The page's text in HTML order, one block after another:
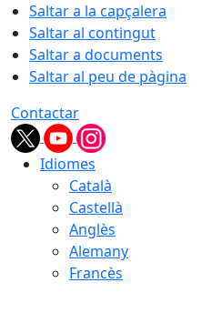
Saltar a la capçalera
Saltar al contingut
Saltar a documents
Saltar al peu de pàgina
Contactar
Idiomes
Català
Castellà
Anglès
Alemany
Francès